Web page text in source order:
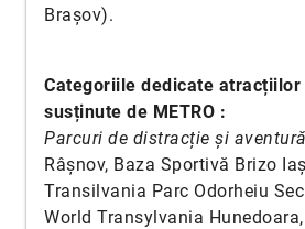
Brașov).
Categoriile dedicate atracțiilor
susținute de METRO :
Parcuri de distracție și
Râșnov, Baza Sportivă Brizo
Transilvania Parc Odorheiu
World Transylvania